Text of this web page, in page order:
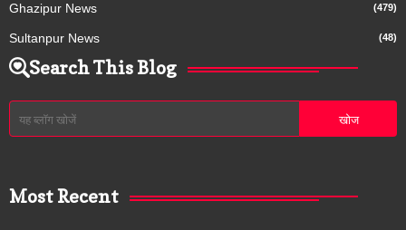
Ghazipur News (479)
Sultanpur News (48)
Search This Blog
Most Recent